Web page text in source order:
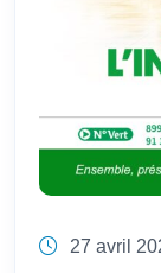
27 avril